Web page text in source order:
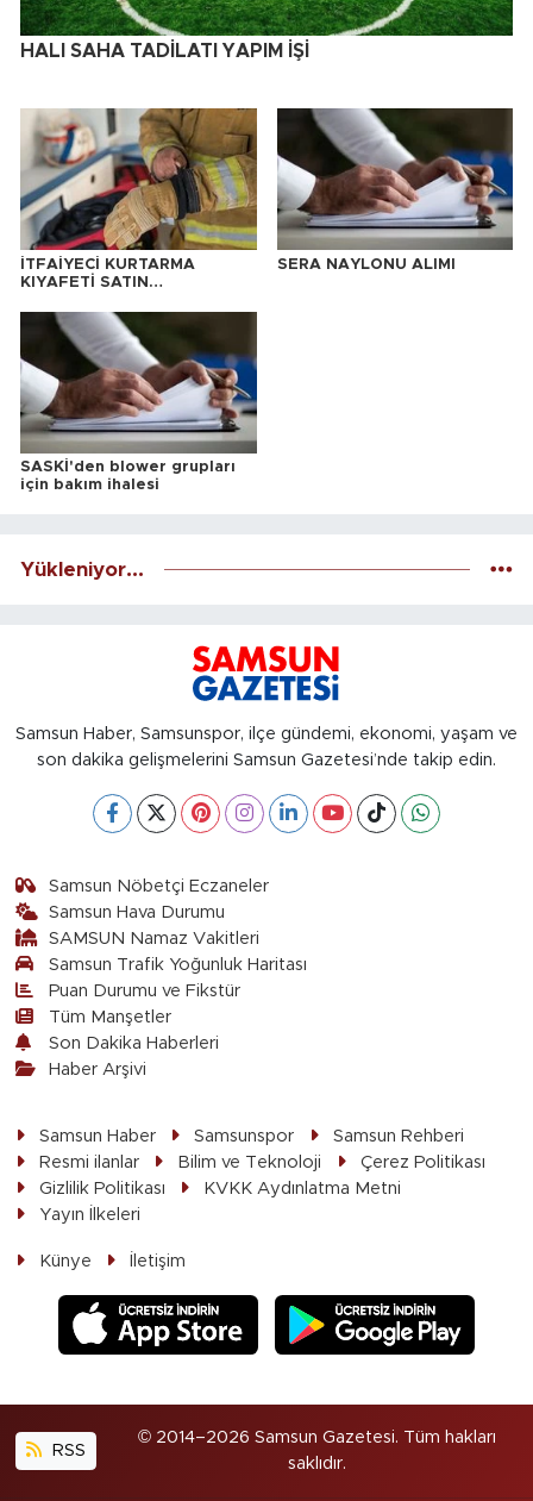
HALI SAHA TADİLATI YAPIM İŞİ
İTFAİYECİ KURTARMA
KIYAFETİ SATIN
SERA NAYLONU ALIMI
SASKİ'den blower grupları
için bakım ihalesi
Yükleniyor...
Samsun Haber, Samsunspor, ilçe gündemi, ekonomi, yaşam ve
son dakika gelişmelerini Samsun Gazetesi’nde takip edin.
Samsun Nöbetçi Eczaneler
Samsun Hava Durumu
SAMSUN Namaz Vakitleri
Samsun Trafik Yoğunluk Haritası
Puan Durumu ve Fikstür
Tüm Manşetler
Son Dakika Haberleri
Haber Arşivi
Samsun Haber Samsunspor
Samsun Rehberi
Resmi ilanlar
Bilim ve Teknoloji
Çerez Politikası
Gizlilik Politikası
KVKK Aydınlatma Metni
Yayın İlkeleri
Künye İletişim
RSS
© 2014–2026 Samsun Gazetesi. Tüm hakları
saklıdır.